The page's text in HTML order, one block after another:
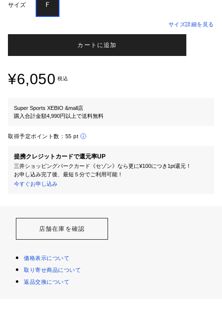
サイズ Ｆ
サイズ詳細を見る
カートに追加
¥6,050 税込
Super Sports XEBIO &mall店
購入合計金額4,990円以上で送料無料
取得予定ポイント数： 55 pt
提携クレジットカードで還元率UP
三井ショッピングパークカード《セゾン》なら更に¥100につき1pt還元！
お申し込み完了後、最短５分でご利用可能！
今すぐお申し込み
店舗在庫を確認
価格表示について
取り寄せ商品について
返品交換について